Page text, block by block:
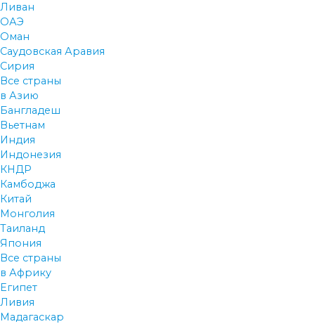
Ливан
ОАЭ
Оман
Саудовская Аравия
Сирия
Все страны
в Азию
Бангладеш
Вьетнам
Индия
Индонезия
КНДР
Камбоджа
Китай
Монголия
Таиланд
Япония
Все страны
в Африку
Египет
Ливия
Мадагаскар